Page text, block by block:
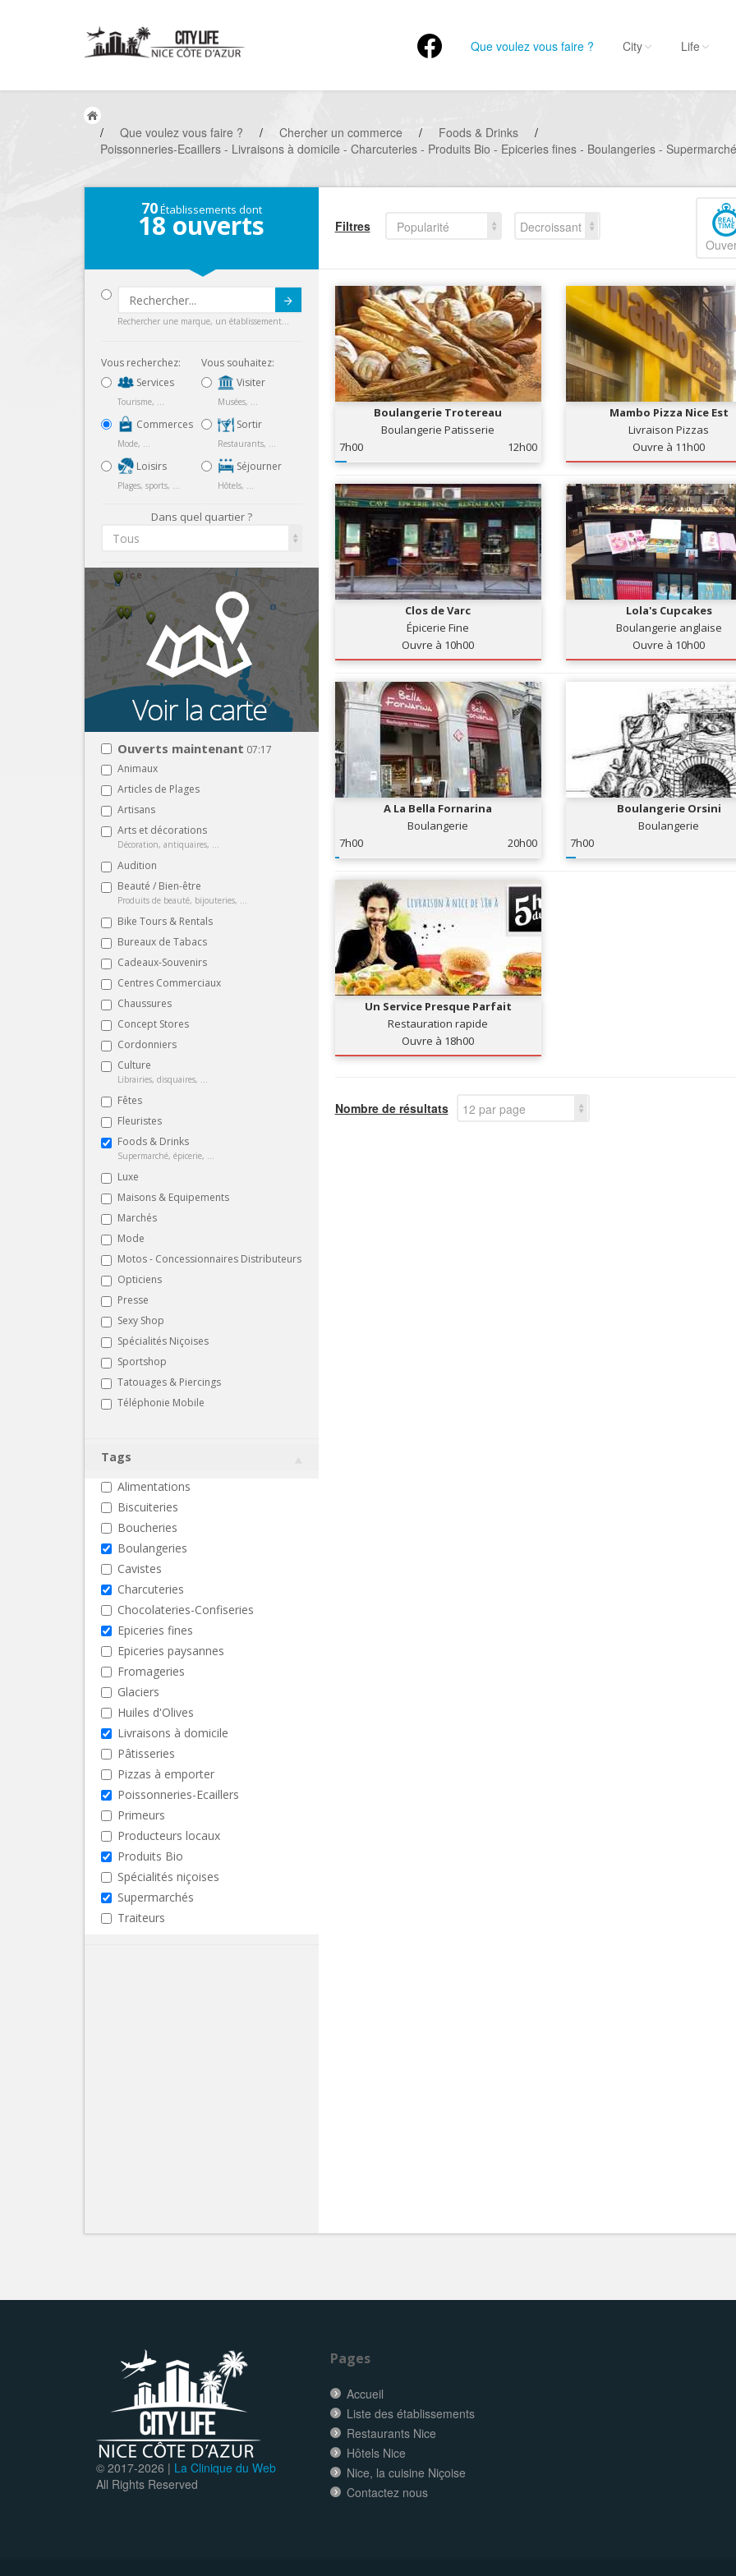
Que voulez vous faire ? City Life
/ Que voulez vous faire ? / Chercher un commerce / Foods & Drinks
/
Poissonneries-Ecaillers - Livraisons à domicile - Charcuteries - Produits Bio - Epiceries fines - Boulangeries -
70Établissements dont
18 ouverts
Rechercher une marque, un établissement...
Vous recherchez:
Services
Tourisme, ...
Commerces
Mode, ...
Loisirs
Plages, sports, ...
Vous souhaitez:
Visiter
Musées, ...
Sortir
Restaurants, ...
Séjourner
Hôtels, ...
Dans quel quartier ?
Tous
Ouverts maintenant 07:17
Animaux
Articles de Plages
Artisans
Arts et décorations
Décoration, antiquaires, ...
Audition
Beauté / Bien-être
Produits de beauté, bijouteries, ...
Bike Tours & Rentals
Bureaux de Tabacs
Cadeaux-Souvenirs
Centres Commerciaux
Chaussures
Concept Stores
Cordonniers
Culture
Librairies, disquaires, ...
Fêtes
Fleuristes
Foods & Drinks
Supermarché, épicerie, ...
Luxe
Maisons & Equipements
Marchés
Mode
Motos - Concessionnaires Distributeurs
Opticiens
Presse
Sexy Shop
Spécialités Niçoises
Sportshop
Tatouages & Piercings
Téléphonie Mobile
Tags
Alimentations
Biscuiteries
Boucheries
Boulangeries
Cavistes
Charcuteries
Chocolateries-Confiseries
Epiceries fines
Epiceries paysannes
Fromageries
Glaciers
Huiles d'Olives
Livraisons à domicile
Pâtisseries
Pizzas à emporter
Poissonneries-Ecaillers
Primeurs
Producteurs locaux
Produits Bio
Spécialités niçoises
Supermarchés
Traiteurs
Filtres Popularité
Decroissant
Boulangerie Trotereau
Boulangerie Patisserie
7h00
12h00
Mambo Pizza Nice Est
Livraison Pizzas
Ouvre à 11h00
Clos de Varc
Épicerie Fine
Ouvre à 10h00
Lola's Cupcakes
Boulangerie anglaise
Ouvre à 10h00
A La Bella Fornarina
Boulangerie
7h00
20h00
Boulangerie Orsini
Boulangerie
7h00
Un Service Presque Parfait
Restauration rapide
Ouvre à 18h00
Nombre de résultats 12 par page
© 2017-2026 | La Clinique du Web
All Rights Reserved
Pages
Accueil
Liste des établissements
Restaurants Nice
Hôtels Nice
Nice, la cuisine Niçoise
Contactez nous